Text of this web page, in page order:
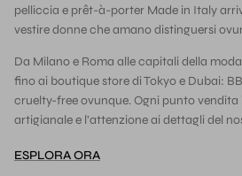
pelliccia e prêt-à-porter Made in Italy
vestire donne che amano distinguersi
Da Milano e Roma alle capitali della
fino ai boutique store di Tokyo e Dubai:
cruelty-free ovunque. Ogni punto vendita
artigianale e l’attenzione ai dettagli del
ESPLORA ORA